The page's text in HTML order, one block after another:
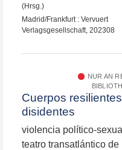
(Hrsg.)
Madrid/Frankfurt : Vervuert
Verlagsgesellschaft, 202308
NUR AN
Cuerpos
disidentes
violencia político-
teatro transatlántico de